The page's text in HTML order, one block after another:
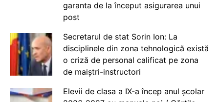
garanta de la început asigurarea unui
post
Secretarul de stat Sorin Ion: La
disciplinele din zona tehnologică există
o criză de personal calificat pe zona
de maiștri-instructori
Elevii de clasa a IX-a încep anul școlar